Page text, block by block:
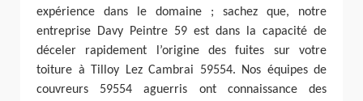
expérience dans le domaine ; sachez que, notre
entreprise Davy Peintre 59 est dans la capacité de
déceler rapidement l’origine des fuites sur votre
toiture à Tilloy Lez Cambrai 59554. Nos équipes de
couvreurs 59554 aguerris ont connaissance des